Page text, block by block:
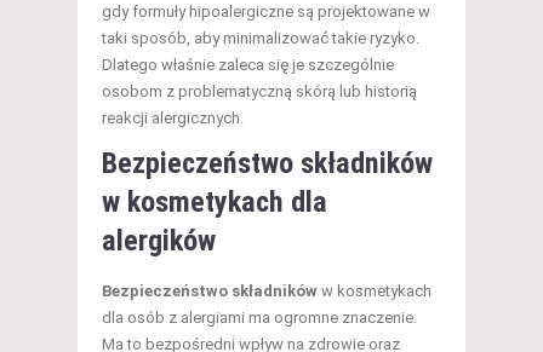
gdy formuły hipoalergiczne są projektowane w
taki sposób, aby minimalizować takie ryzyko.
Dlatego właśnie zaleca się je szczególnie
osobom z problematyczną skórą lub historią
reakcji alergicznych.
Bezpieczeństwo składników
w kosmetykach dla
alergików
Bezpieczeństwo składników w kosmetykach
dla osób z alergiami ma ogromne znaczenie.
Ma to bezpośredni wpływ na zdrowie oraz